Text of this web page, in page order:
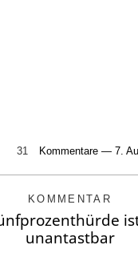
31 Kommentare — 7.
KOMMENTAR
unantastbar